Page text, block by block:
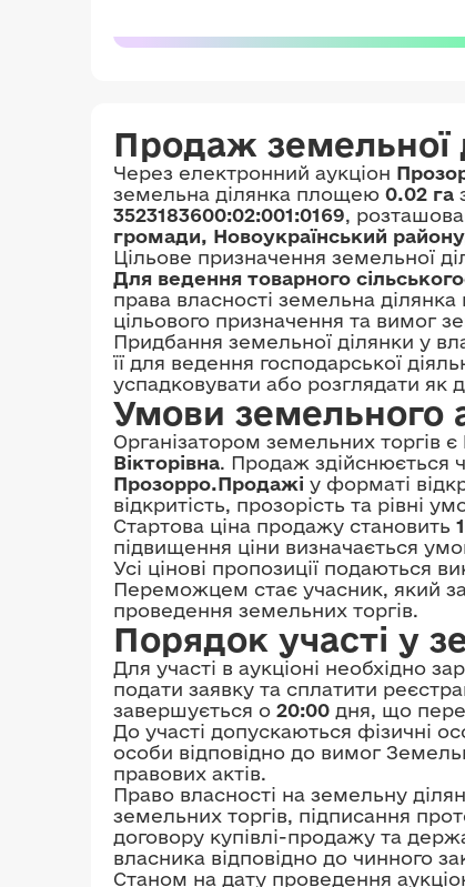
Продаж земельної
Через електронний аукціон
земельна ділянка площею 0.02 га
3523183600:02:001:0169,
громади, Новоукраїнський
Цільове призначення земельної
Для ведення товарного
права власності земельна
цільового призначення та вимог
Придбання земельної ділянки у
її для ведення господарської
успадковувати або розглядати як
Умови земельного
Організатором земельних торгів є
Вікторівна. Продаж здійснюється
Прозорро.Продажі у форматі
відкритість, прозорість та рівні
Стартова ціна продажу становить
підвищення ціни визначається
Усі цінові пропозиції подаються
Переможцем стає учасник, який
проведення земельних торгів.
Порядок участі у
Для участі в аукціоні необхідно
подати заявку та сплатити
завершується о 20:00 дня, що
До участі допускаються фізичні
особи відповідно до вимог
правових актів.
Право власності на земельну
земельних торгів, підписання
договору купівлі-продажу та
власника відповідно до чинного
Станом на дату проведення